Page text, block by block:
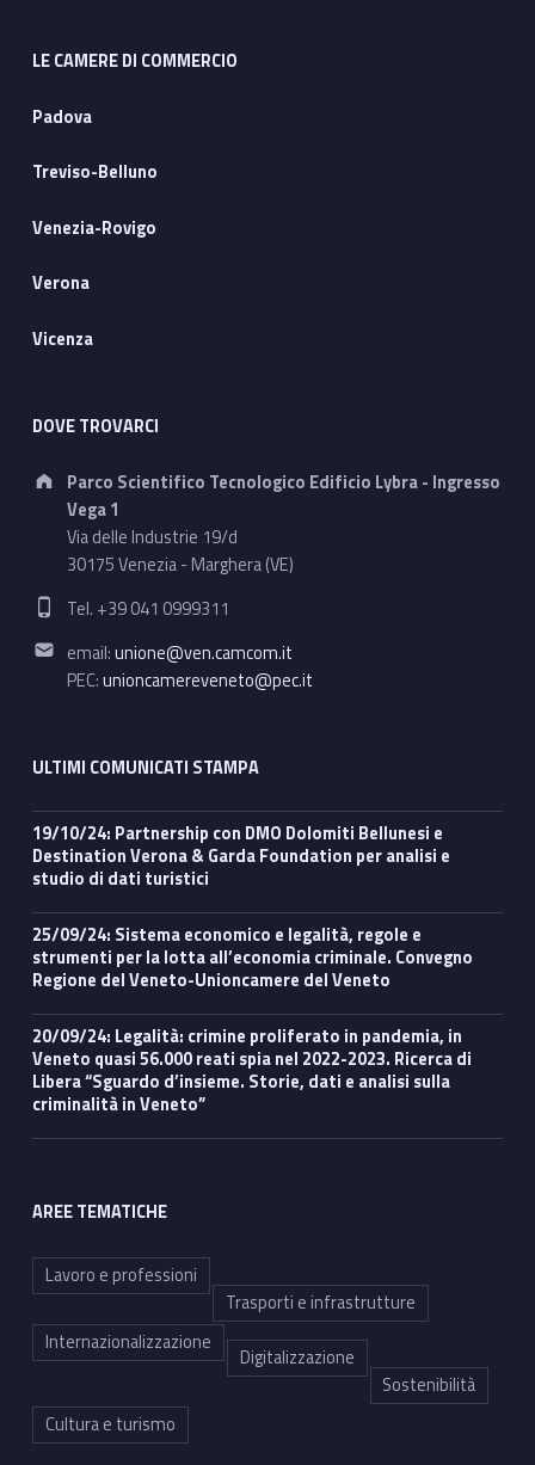
LE CAMERE DI COMMERCIO
Padova
Treviso-Belluno
Venezia-Rovigo
Verona
Vicenza
DOVE TROVARCI
Address:
Parco Scientifico Tecnologico Edificio Lybra - Ingresso
Vega 1
Via delle Industrie 19/d
30175 Venezia - Marghera (VE)
Phone number:
Tel. +39 041 0999311
Email address:
email:unione@ven.camcom.it
PEC:unioncamereveneto@pec.it
ULTIMI COMUNICATI STAMPA
19/10/24: Partnership con DMO Dolomiti Bellunesi e
Destination Verona & Garda Foundation per analisi e
studio di dati turistici
25/09/24: Sistema economico e legalità, regole e
strumenti per la lotta all’economia criminale. Convegno
Regione del Veneto-Unioncamere del Veneto
20/09/24: Legalità: crimine proliferato in pandemia, in
Veneto quasi 56.000 reati spia nel 2022-2023. Ricerca di
Libera “Sguardo d’insieme. Storie, dati e analisi sulla
criminalità in Veneto”
AREE TEMATICHE
Lavoro e professioni
Trasporti e infrastrutture
Internazionalizzazione
Digitalizzazione
Sostenibilità
Cultura e turismo